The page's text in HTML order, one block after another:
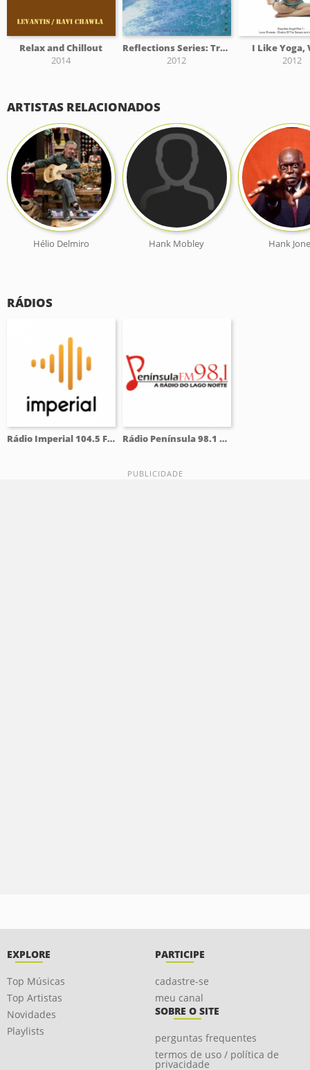
Relax and Chillout
2014
Reflections Series: Tranquil Moments
2012
I Like Yoga,
2012
ARTISTAS RELACIONADOS
Hélio Delmiro Hank Mobley Hank
RÁDIOS
Rádio Imperial 104.5 FM Rádio Península 98.1 FM
EXPLORE
Top Músicas
Top Artistas
Novidades
Playlists
PARTICIPE
cadastre-se
meu canal
SOBRE O SITE
perguntas frequentes
termos de uso / política de
privacidade